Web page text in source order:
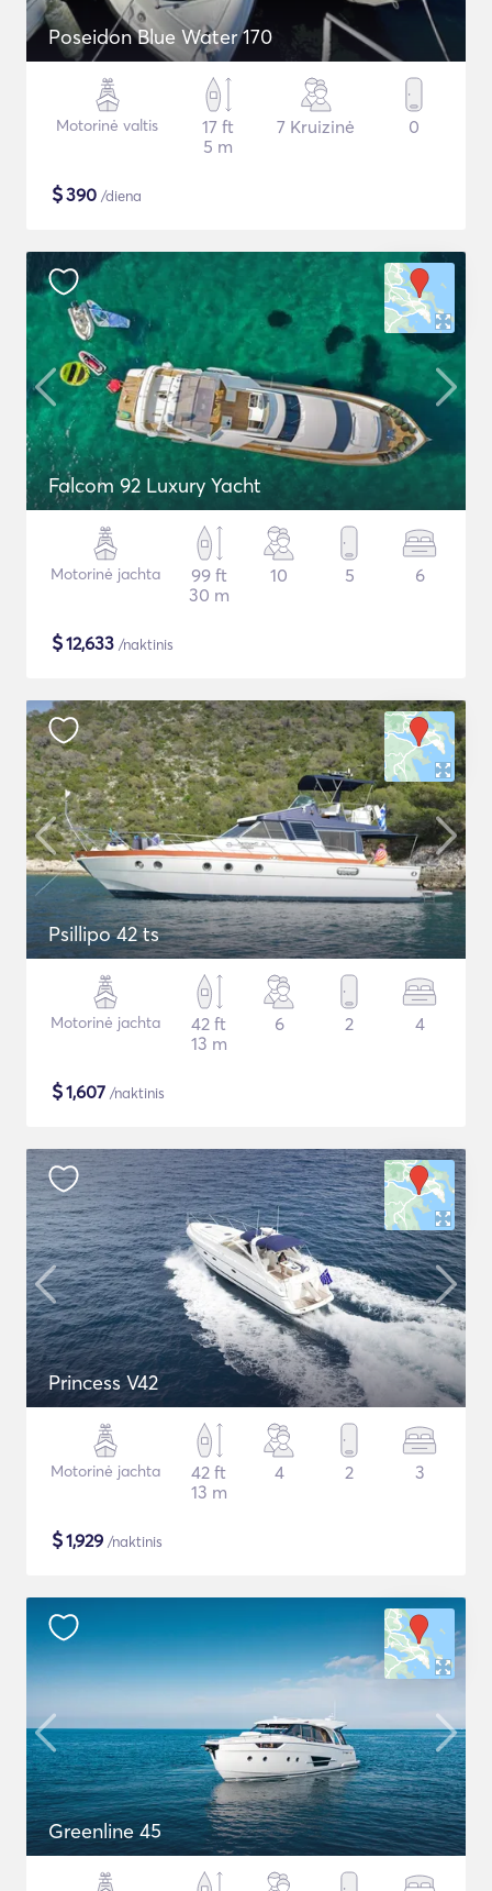
Poseidon Blue Water 170
Motorinė valtis
17 ft
5 m
7 Kruizinė 0
$390 /diena
Falcom 92 Luxury Yacht
Motorinė jachta
99 ft
30 m
10 5 6
$12,633 /naktinis
Psillipo 42 ts
Motorinė jachta
42 ft
13 m
6 2 4
$1,607 /naktinis
Princess V42
Motorinė jachta
42 ft
13 m
4 2 3
$1,929 /naktinis
Greenline 45